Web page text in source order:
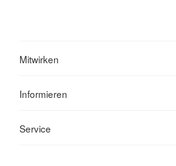
Mitwirken
Informieren
Service